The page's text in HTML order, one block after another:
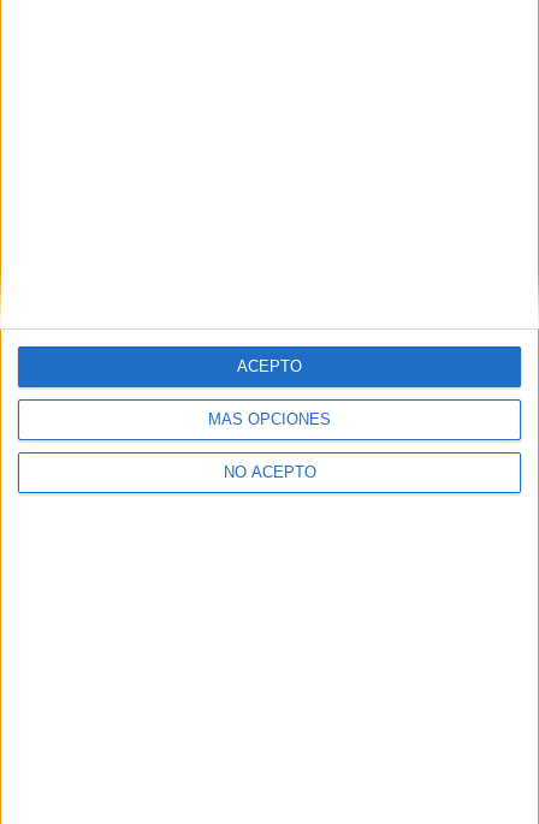
MÁS OPCIONES
NO ACEPTO
ACEPTO
Y como regalo de agradecimiento, por registrarte te daremos
gratis una copia de nuestro ebook con 100 consejos para tu
primer año de universidad